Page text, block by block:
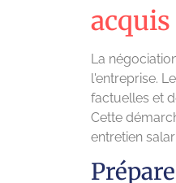
La
l'entreprise.
factuelles et
Cette
entretien